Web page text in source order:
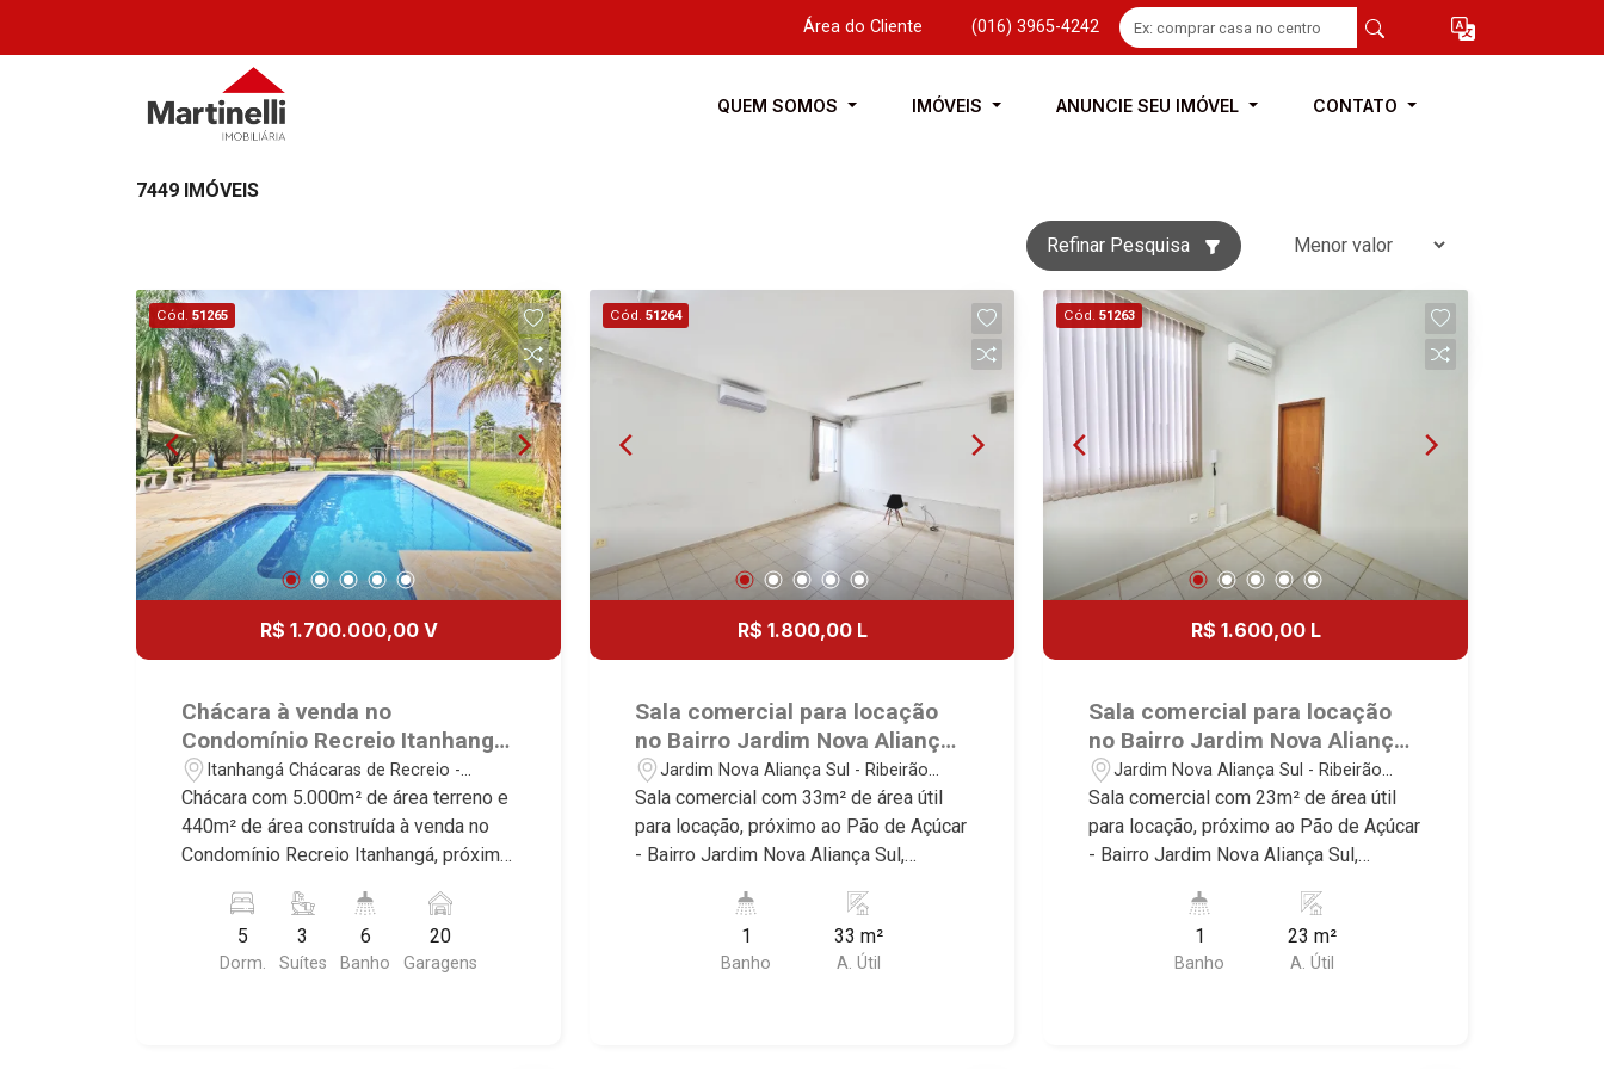
Área do Cliente (016) 3965-4242
QUEM SOMOS IMÓVEIS ANUNCIE SEU IMÓVEL CONTATO
7449 IMÓVEIS
Refinar Pesquisa
Cód. 51265
R$ 1.700.000,00 V
Chácara à venda no
Condomínio Recreio Itanhangá,
próximo ao Colégio Cervantes -
Ribeirão Preto/SP.
Itanhangá Chácaras de Recreio -
Ribeirão Preto/SP
Chácara com 5.000m² de área terreno e
440m² de área construída à venda no
Condomínio Recreio Itanhangá, próximo
Chácaras de Recreio, Ribeirão
Preto/SP. Conheça as características
deste imóvel que a Martinelli
5
Dorm.
3
Suítes
6
Banho
20
Garagens
Cód. 51264
R$ 1.800,00 L
Sala comercial para locação
no Bairro Jardim Nova Aliança
Sul, próximo ao Pão de Açúcar
- Ribeirão Preto/SP.
Jardim Nova Aliança Sul - Ribeirão
Preto/SP
Sala comercial com 33m² de área útil
para locação, próximo ao Pão de Açúcar
- Bairro Jardim Nova Aliança Sul,
características deste imóvel que a
Martinelli Imobiliária selecionou para
1
Banho
33 m²
A. Útil
Cód. 51263
R$ 1.600,00 L
Sala comercial para locação
no Bairro Jardim Nova Aliança
Sul, próximo ao Pão de Açúcar
- Ribeirão Preto/SP.
Jardim Nova Aliança Sul - Ribeirão
Preto/SP
Sala comercial com 23m² de área útil
para locação, próximo ao Pão de Açúcar
- Bairro Jardim Nova Aliança Sul,
características deste imóvel que a
Martinelli Imobiliária selecionou para
1
Banho
23 m²
A. Útil